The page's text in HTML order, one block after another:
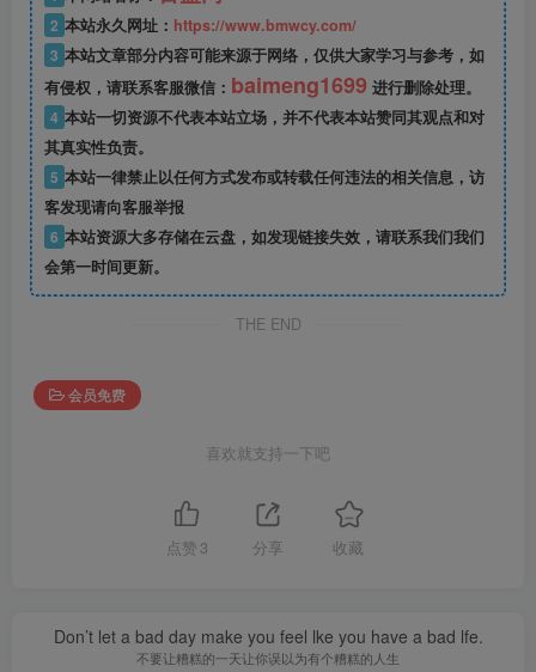
2 本站永久网址： https://www.bmwcy.com/
3 本站文章部分内容可能来源于网络，仅供大家学习与参考，如
有侵权，请联系客服微信： baimeng1699 进行删除处理。
4 本站一切资源不代表本站立场，并不代表本站赞同其观点和对
其真实性负责。
5 本站一律禁止以任何方式发布或转载任何违法的相关信息，访
客发现请向客服举报
6 本站资源大多存储在云盘，如发现链接失效，请联系我们我们
会第一时间更新。
THE END
会员免费
喜欢就支持一下吧
点赞 3 分享 收藏
Don’t let a bad day make you feel lke you have a bad lfe.
不要让糟糕的一天让你误以为有个糟糕的人生